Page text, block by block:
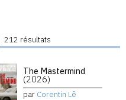
212 résultats
The Mastermind
(2026)
par Corentin Lê